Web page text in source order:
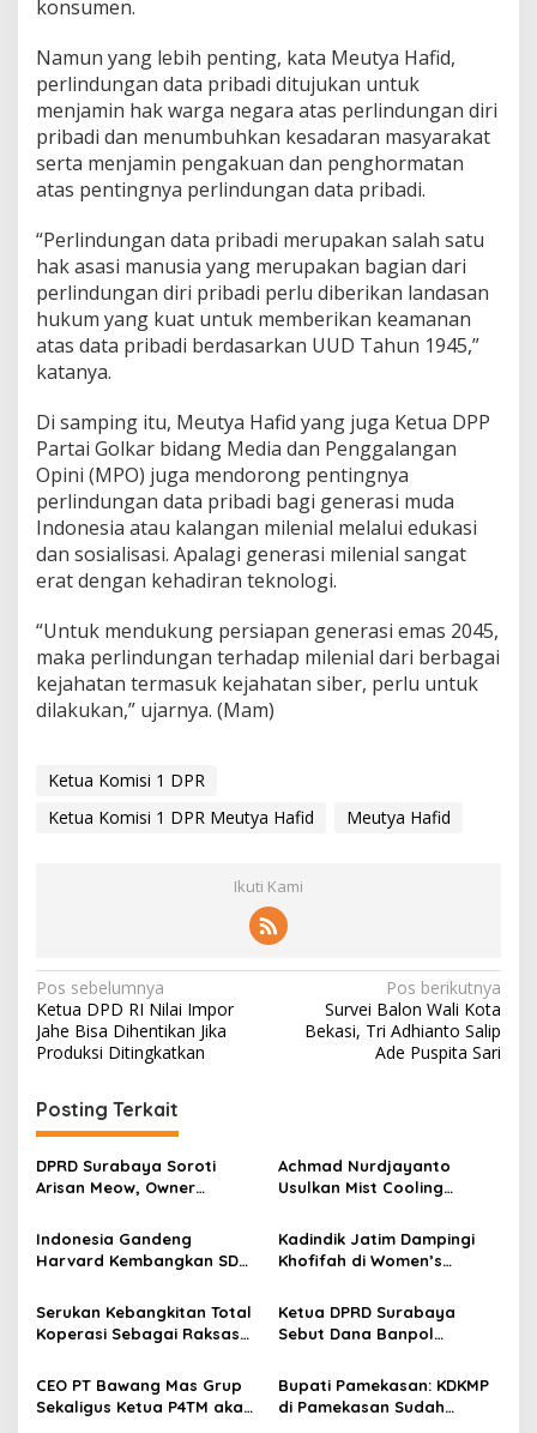
konsumen.
Namun yang lebih penting, kata Meutya Hafid,
perlindungan data pribadi ditujukan untuk
menjamin hak warga negara atas perlindungan diri
pribadi dan menumbuhkan kesadaran masyarakat
serta menjamin pengakuan dan penghormatan
atas pentingnya perlindungan data pribadi.
“Perlindungan data pribadi merupakan salah satu
hak asasi manusia yang merupakan bagian dari
perlindungan diri pribadi perlu diberikan landasan
hukum yang kuat untuk memberikan keamanan
atas data pribadi berdasarkan UUD Tahun 1945,”
katanya.
Di samping itu, Meutya Hafid yang juga Ketua DPP
Partai Golkar bidang Media dan Penggalangan
Opini (MPO) juga mendorong pentingnya
perlindungan data pribadi bagi generasi muda
Indonesia atau kalangan milenial melalui edukasi
dan sosialisasi. Apalagi generasi milenial sangat
erat dengan kehadiran teknologi.
“Untuk mendukung persiapan generasi emas 2045,
maka perlindungan terhadap milenial dari berbagai
kejahatan termasuk kejahatan siber, perlu untuk
dilakukan,” ujarnya. (Mam)
Ketua Komisi 1 DPR
Ketua Komisi 1 DPR Meutya Hafid
Meutya Hafid
Ikuti Kami
N
a
v
i
g
a
s
i
p
s
Pos sebelumnya
Ketua DPD RI Nilai Impor
Jahe Bisa Dihentikan Jika
Produksi Ditingkatkan
Pos berikutnya
Survei Balon Wali Kota
Bekasi, Tri Adhianto Salip
Ade Puspita Sari
Posting Terkait
DPRD Surabaya Soroti
Arisan Meow, Owner
Member Secara Bertahap
Achmad Nurdjayanto
Usulkan Mist Cooling
Surabaya di Tengah Cuaca
Panas
Indonesia Gandeng
Harvard Kembangkan SDM
Dunia
Kadindik Jatim Dampingi
Khofifah di Women’s
Perkuat Kepemimpinan
Perempuan untuk Indonesia
Serukan Kebangkitan Total
Koperasi Sebagai Raksasa
79
Ketua DPRD Surabaya
Sebut Dana Banpol
Pendidikan Politik
Masyarakat
CEO PT Bawang Mas Grup
Sekaligus Ketua P4TM akan
Bupati Pamekasan: KDKMP
di Pamekasan Sudah